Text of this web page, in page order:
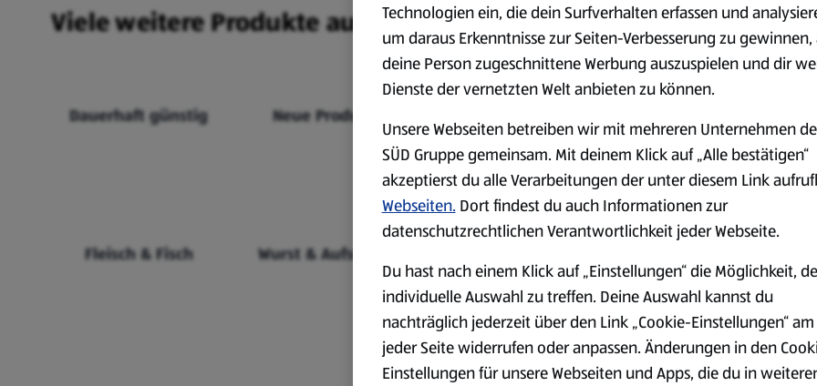
Viele weitere Produkte aus unserem Sortiment.
Dauerhaft günstig Neue Produkte
Fleisch & Fisch Wurst & Aufschnitt
Eier
Technologien ein, die dein Surfverhalten erfassen und
um daraus Erkenntnisse zur Seiten-Verbesserung zu gewinnen,
deine Person zugeschnittene Werbung auszuspielen und dir
Dienste der vernetzten Welt anbieten zu können.
Unsere Webseiten betreiben wir mit mehreren Unternehmen
SÜD Gruppe gemeinsam. Mit deinem Klick auf „Alle bestätigen“
akzeptierst du alle Verarbeitungen der unter diesem Link
Webseiten. Dort findest du auch Informationen zur
datenschutzrechtlichen Verantwortlichkeit jeder Webseite.
Du hast nach einem Klick auf „Einstellungen“ die Möglichkeit,
individuelle Auswahl zu treffen. Deine Auswahl kannst du
nachträglich jederzeit über den Link „Cookie-Einstellungen“
jeder Seite widerrufen oder anpassen. Änderungen in den
Einstellungen für unsere Webseiten und Apps, die du in